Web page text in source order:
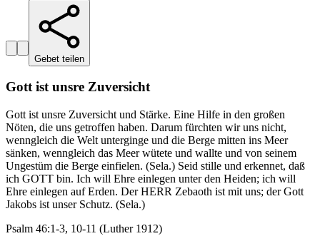
Gebet teilen
Gott ist unsre Zuversicht
Gott ist unsre Zuversicht und Stärke. Eine Hilfe in den großen
Nöten, die uns getroffen haben. Darum fürchten wir uns nicht,
wenngleich die Welt unterginge und die Berge mitten ins Meer
sänken, wenngleich das Meer wütete und wallte und von seinem
Ungestüm die Berge einfielen. (Sela.) Seid stille und erkennet, daß
ich GOTT bin. Ich will Ehre einlegen unter den Heiden; ich will
Ehre einlegen auf Erden. Der HERR Zebaoth ist mit uns; der Gott
Jakobs ist unser Schutz. (Sela.)
Psalm 46:1-3, 10-11 (Luther 1912)